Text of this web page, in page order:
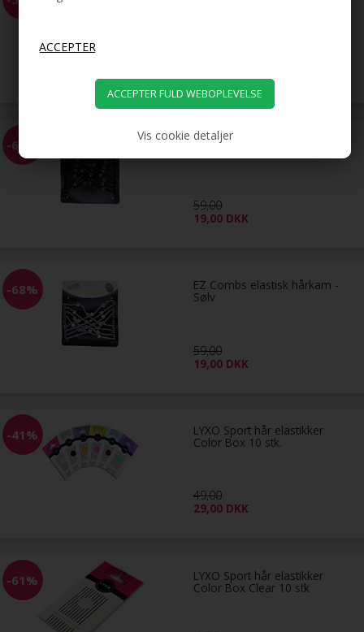
Vis cookie detaljer
-68% EZ Combs elastisk hårkam -
59,00
19,00 DKK
-68% EZ Combs elastisk hårkam -
Sølv
59,00
19,00 DKK
-41% LYXO Sport hår elastikker
Color Box 10 stk.
49,00
29,00 DKK
-61% LYXO Sport hår elastikker
Color Box Clear 10 stk